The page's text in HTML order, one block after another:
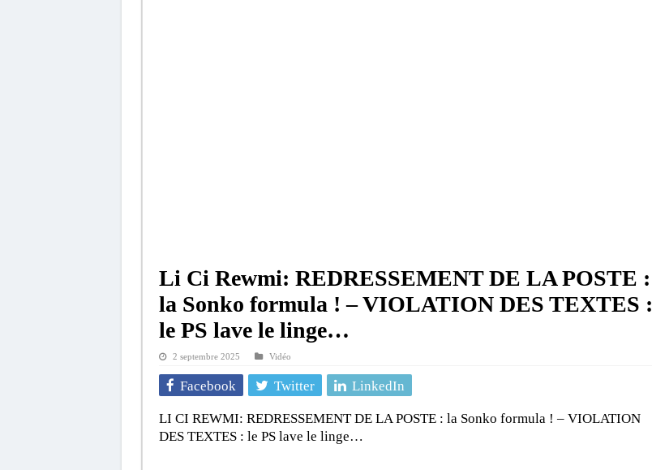
Li Ci Rewmi: REDRESSEMENT DE LA POSTE :
la Sonko formula ! – VIOLATION DES TEXTES :
le PS lave le linge…
2 septembre 2025 Vidéo
Facebook Twitter LinkedIn
LI CI REWMI: REDRESSEMENT DE LA POSTE : la Sonko formula ! – VIOLATION
DES TEXTES : le PS lave le linge…